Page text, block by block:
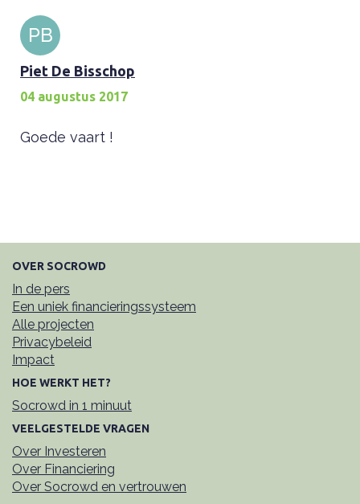
PB
Piet De Bisschop
04 augustus 2017
Goede vaart !
OVER SOCROWD
In de pers
Een uniek financieringssysteem
Alle projecten
Privacybeleid
Impact
HOE WERKT HET?
Socrowd in 1 minuut
VEELGESTELDE VRAGEN
Over Investeren
Over Financiering
Over Socrowd en vertrouwen